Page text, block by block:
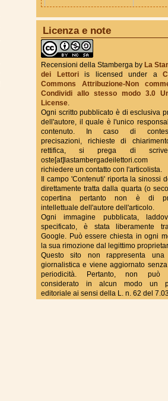
True Fantasy Italy
Licenza e note
Recensioni della Stamberga by La
dei Lettoriis licensed under a
Commons Attribuzione-Non
Condividi allo stesso modo 3.0
License.
Ogni scritto pubblicato è di esclusiva
dell'autore, il quale è l'unico
contenuto. In caso di
precisazioni, richieste di
rettifica, si prega di
richiedere un contatto con l'articolista.
Il campo 'Contenuti' riporta la sinossi
direttamente tratta dalla quarta (o
copertina pertanto non è di
intellettuale dell'autore dell'articolo.
Ogni immagine pubblicata,
specificato, è stata liberamente
Google. Può essere chiesta in ogni
la sua rimozione dal legittimo
Questo sito non rappresenta una
giornalistica e viene aggiornato
periodicità. Pertanto, non può
considerato in alcun modo un
editoriale ai sensi della L. n. 62 del